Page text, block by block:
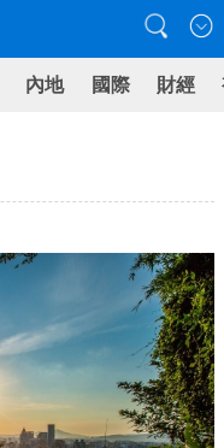
內地 國際 財經